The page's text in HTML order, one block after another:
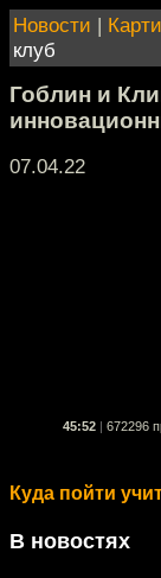
Новости |
клуб
Гоблин и
07.04.22
45:52 672296
Куда пойти
В новостях